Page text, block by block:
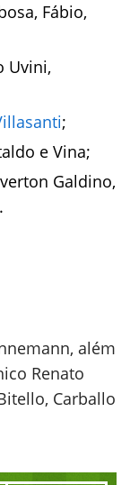
Fábio,
Uvini,
;
e Vina;
Galdino,
além
Renato
Carballo